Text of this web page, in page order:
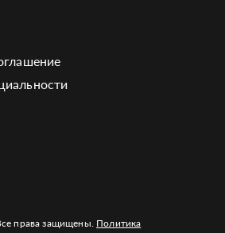
права защищены. Политика